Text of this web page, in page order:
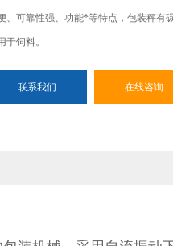
、可靠性强、功能*等特点，包装秤有
于饲料。
联系我们 在线咨询